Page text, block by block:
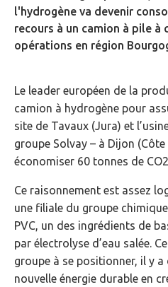
l'hydrogène va devenir
recours à un camion à pile à
opérations en région
Le leader européen de la
camion à hydrogène pour
site de Tavaux (Jura) et
groupe Solvay – à Dijon
économiser 60 tonnes de
Ce raisonnement est assez
une filiale du groupe
PVC, un des ingrédients de
par électrolyse d’eau salée.
groupe à se positionner, il y a
nouvelle énergie durable en